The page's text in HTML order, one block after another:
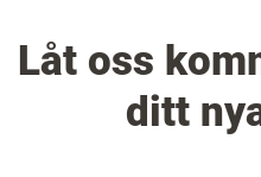
Låt oss
ditt